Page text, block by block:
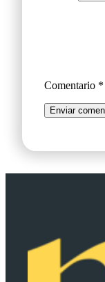
Comentario *